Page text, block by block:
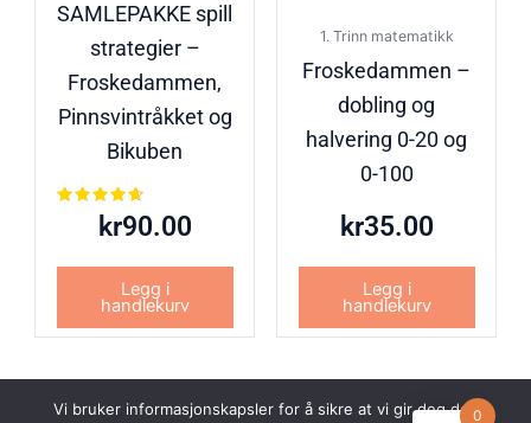
SAMLEPAKKE spill
strategier –
Froskedammen,
Pinnsvintråkket og
Bikuben
Vurdert
4.50kr90.00
Legg i
handlekurv
1. Trinn matematikk
Froskedammen –
dobling og
halvering 0-20 og
0-100
kr35.00
Legg i
handlekurv
0
Vi bruker informasjonskapsler for å sikre at vi gir deg den